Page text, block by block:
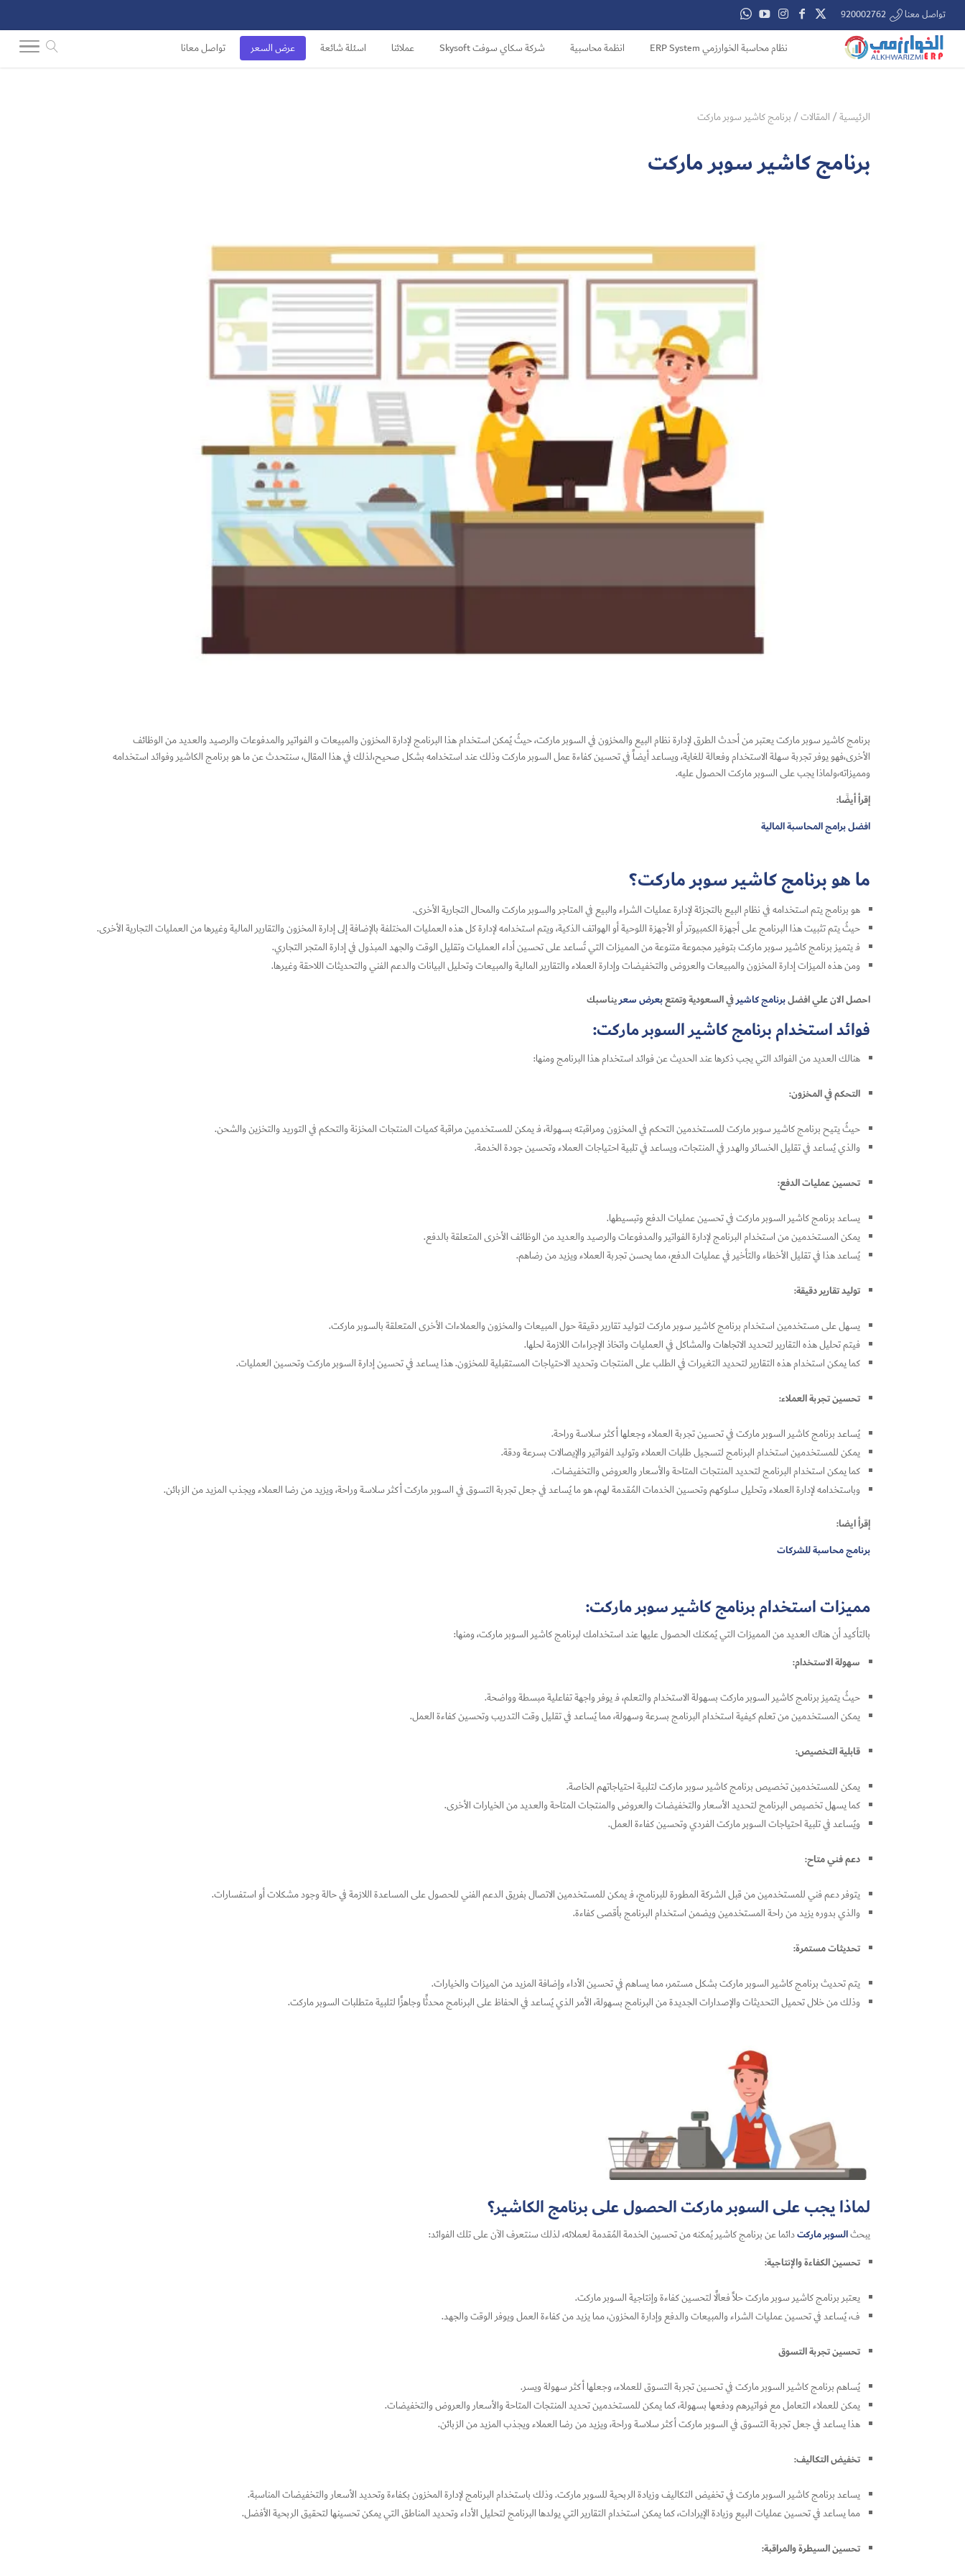
تواصل معنا 920002762
نظام محاسبة الخوارزمي ERP System انظمة محاسبية شركة سكاي سوفت Skysoft عملائنا اسئلة شائعة عرض السعر تواصل معانا
الرئيسية/ المقالات/ برنامج كاشير سوبر ماركت
برنامج كاشير سوبر ماركت
برنامج كاشير سوبر ماركت يعتبر من أحدث الطرق لإدارة نظام البيع والمخزون في السوبر ماركت، حيثُ يُمكن استخدام هذا البرنامج لإدارة المخزون والمبيعات و الفواتير والمدفوعات والرصيد والعديد من الوظائف
الأخرى،فهو يوفر تجربة سهلة الاستخدام وفعالة للغاية، ويساعد أيضاً في تحسين كفاءة عمل السوبر ماركت وذلك عند استخدامه بشكل صحيح،لذلك في هذا المقال، سنتحدث عن ما هو برنامج الكاشير وفوائد استخدامه
ومميزاته،ولماذا يجب على السوبر ماركت الحصول عليه.
إقرأ أيضًا:
افضل برامج المحاسبة المالية
ما هو برنامج كاشير سوبر ماركت؟
هو برنامج يتم استخدامه في نظام البيع بالتجزئة لإدارة عمليات الشراء والبيع في المتاجر والسوبر ماركت والمحال التجارية الأخرى.
حيثُ يتم تثبيت هذا البرنامج على أجهزة الكمبيوتر أو الأجهزة اللوحية أو الهواتف الذكية، ويتم استخدامه لإدارة كل هذه العمليات المختلفة بالإضافة إلى إدارة المخزون والتقارير المالية وغيرها من العمليات التجارية الأخرى.
فـ يتميز برنامج كاشير سوبر ماركت بتوفير مجموعة متنوعة من المميزات التي تُساعد على تحسين أداء العمليات وتقليل الوقت والجهد المبذول في إدارة المتجر التجاري.
ومن هذه الميزات إدارة المخزون والمبيعات والعروض والتخفيضات وإدارة العملاء والتقارير المالية والمبيعات وتحليل البيانات والدعم الفني والتحديثات اللاحقة وغيرها.
احصل الان علي افضلبرنامج كاشيرفي السعودية وتمتعبعرض سعريناسبك
فوائد استخدام برنامج كاشير السوبر ماركت:
هنالك العديد من الفوائد التي يجب ذكرها عند الحديث عن فوائد استخدام هذا البرنامج ومنها:
التحكم في المخزون:
حيثُ يتيح برنامج كاشير سوبر ماركت للمستخدمين التحكم في المخزون ومراقبته بسهولة، فـ يمكن للمستخدمين مراقبة كميات المنتجات المخزنة والتحكم في التوريد والتخزين والشحن.
والذي يُساعد في تقليل الخسائر والهدر في المنتجات، ويساعد في تلبية احتياجات العملاء وتحسين جودة الخدمة.
تحسين عمليات الدفع:
يساعد برنامج كاشير السوبر ماركت في تحسين عمليات الدفع وتبسيطها.
يمكن المستخدمين من استخدام البرنامج لإدارة الفواتير والمدفوعات والرصيد والعديد من الوظائف الأخرى المتعلقة بالدفع.
يُساعد هذا في تقليل الأخطاء والتأخير في عمليات الدفع، مما يحسن تجربة العملاء ويزيد من رضاهم.
توليد تقارير دقيقة:
يسهل على مستخدمين استخدام برنامج كاشير سوبر ماركت لتوليد تقارير دقيقة حول المبيعات والمخزون والعملاءات الأخرى المتعلقة بالسوبر ماركت.
فيتم تحليل هذه التقارير لتحديد الاتجاهات والمشاكل في العمليات واتخاذ الإجراءات اللازمة لحلها.
كما يمكن استخدام هذه التقارير لتحديد التغيرات في الطلب على المنتجات وتحديد الاحتياجات المستقبلية للمخزون. هذا يساعد في تحسين إدارة السوبر ماركت وتحسين العمليات.
تحسين تجربة العملاء:
يُساعد برنامج كاشير السوبر ماركت في تحسين تجربة العملاء وجعلها أكثر سلاسة وراحة.
يمكن للمستخدمين استخدام البرنامج لتسجيل طلبات العملاء وتوليد الفواتير والإيصالات بسرعة ودقة.
كما يمكن استخدام البرنامج لتحديد المنتجات المتاحة والأسعار والعروض والتخفيضات.
وباستخدامه لإدارة العملاء وتحليل سلوكهم وتحسين الخدمات المُقدمة لهم، هو ما يُساعد في جعل تجربة التسوق في السوبر ماركت أكثر سلاسة وراحة، ويزيد من رضا العملاء ويجذب المزيد من الزبائن.
إقرأ ايضا:
برنامج محاسبة للشركات
مميزات استخدام برنامج كاشير سوبر ماركت:
بالتأكيد أن هناك العديد من المميزات التي يُمكنك الحصول عليها عند استخدامك لبرنامج كاشير السوبر ماركت، ومنها:
سهولة الاستخدام:
حيثُ يتميز برنامج كاشير السوبر ماركت بسهولة الاستخدام والتعلم، فـ يوفر واجهة تفاعلية مبسطة وواضحة.
يمكن المستخدمين من تعلم كيفية استخدام البرنامج بسرعة وسهولة، مما يُساعد في تقليل وقت التدريب وتحسين كفاءة العمل.
قابلية التخصيص:
يمكن للمستخدمين تخصيص برنامج كاشير سوبر ماركت لتلبية احتياجاتهم الخاصة.
كما يسهل تخصيص البرنامج لتحديد الأسعار والتخفيضات والعروض والمنتجات المتاحة والعديد من الخيارات الأخرى.
ويُساعد في تلبية احتياجات السوبر ماركت الفردي وتحسين كفاءة العمل.
دعم فني متاح:
يتوفر دعم فني للمستخدمين من قبل الشركة المطورة للبرنامج، فـ يمكن للمستخدمين الاتصال بفريق الدعم الفني للحصول على المساعدة اللازمة في حالة وجود مشكلات أو استفسارات.
والذي بدوره يزيد من راحة المستخدمين ويضمن استخدام البرنامج بأقصى كفاءة.
تحديثات مستمرة:
يتم تحديث برنامج كاشير السوبر ماركت بشكل مستمر، مما يساهم في تحسين الأداء وإضافة المزيد من الميزات والخيارات.
وذلك من خلال تحميل التحديثات والإصدارات الجديدة من البرنامج بسهولة، الأمر الذي يُساعد في الحفاظ على البرنامج محدثًا وجاهزًا لتلبية متطلبات السوبر ماركت.
لماذا يجب على السوبر ماركت الحصول على برنامج الكاشير؟
يبحثالسوبر ماركتدائما عن برنامج كاشير يُمكنه من تحسين الخدمة المُقدمة لعملائه، لذلك سنتعرف الآن على تلك الفوائد:
تحسين الكفاءة والإنتاجية:
يعتبر برنامج كاشير سوبر ماركت حلاً فعالًا لتحسين كفاءة وإنتاجية السوبر ماركت.
ف، يُساعد في تحسين عمليات الشراء والمبيعات والدفع وإدارة المخزون، مما يزيد من كفاءة العمل ويوفر الوقت والجهد.
تحسين تجربة التسوق
يُساهم برنامج كاشير السوبر ماركت في تحسين تجربة التسوق للعملاء، وجعلها أكثر سهولة ويسر.
يمكن للعملاء التعامل مع فواتيرهم ودفعها بسهولة، كما يمكن للمستخدمين تحديد المنتجات المتاحة والأسعار والعروض والتخفيضات.
هذا يساعد في جعل تجربة التسوق في السوبر ماركت أكثر سلاسة وراحة، ويزيد من رضا العملاء ويجذب المزيد من الزبائن.
تخفيض التكاليف:
يساعد برنامج كاشير السوبر ماركت في تخفيض التكاليف وزيادة الربحية للسوبر ماركت. وذلك باستخدام البرنامج لإدارة المخزون بكفاءة وتحديد الأسعار والتخفيضات المناسبة.
مما يساعد في تحسين عمليات البيع وزيادة الإيرادات، كما يمكن استخدام التقارير التي يولدها البرنامج لتحليل الأداء وتحديد المناطق التي يمكن تحسينها لتحقيق الربحية الأفضل.
تحسين السيطرة والمراقبة: